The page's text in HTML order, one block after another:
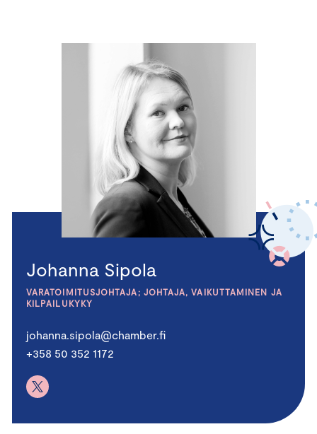
Johanna Sipola
VARATOIMITUSJOHTAJA; JOHTAJA, VAIKUTTAMINEN JA
KILPAILUKYKY
johanna.sipola@chamber.fi
+358 50 352 1172